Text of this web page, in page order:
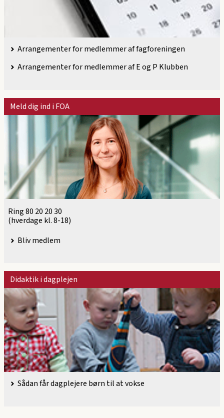
Arrangementer for medlemmer af fagforeningen
Arrangementer for medlemmer af E og P Klubben
Meld dig ind i FOA
Ring 80 20 20 30
(hverdage kl. 8-18)
Bliv medlem
Didaktik i dagplejen
Sådan får dagplejere børn til at vokse